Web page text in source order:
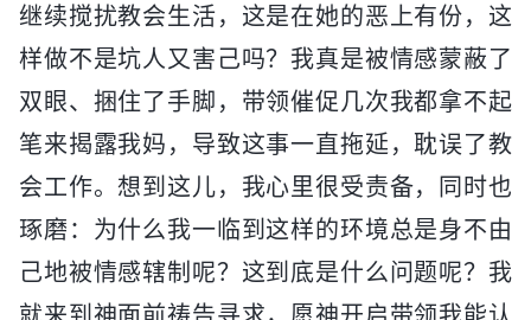
继续搅扰教会生活，这是在她的恶上有份，这
样做不是坑人又害己吗？我真是被情感蒙蔽了
双眼、捆住了手脚，带领催促几次我都拿不起
笔来揭露我妈，导致这事一直拖延，耽误了教
会工作。想到这儿，我心里很受责备，同时也
琢磨：为什么我一临到这样的环境总是身不由
己地被情感辖制呢？这到底是什么问题呢？我